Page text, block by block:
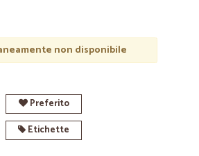
non disponibile
Preferito
Etichette